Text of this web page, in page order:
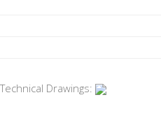
Technical Drawings: